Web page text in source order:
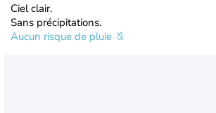
Ciel clair.
Sans précipitations.
Aucun risque de pluie